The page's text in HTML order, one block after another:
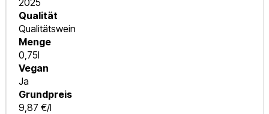
Qualität
Qualitätswein
Menge
0,75l
Vegan
Ja
Grundpreis
9,87 €/l